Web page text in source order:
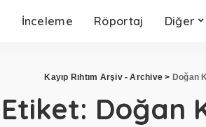
İnceleme Röportaj Diğer
Kayıp Rıhtım Arşiv - Archive > Doğan
Etiket: Doğan